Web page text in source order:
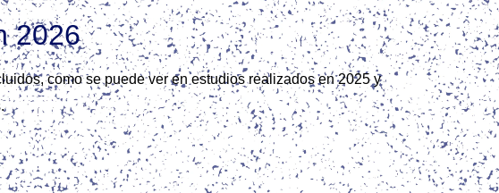
2026
como se puede ver en estudios realizados en 2025 y